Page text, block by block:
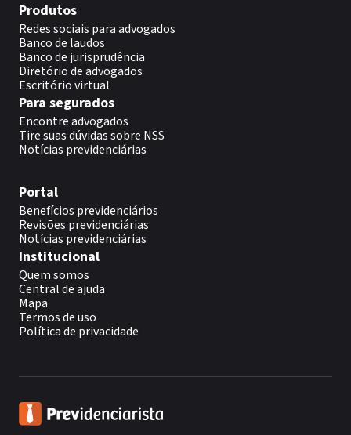
Produtos
Redes sociais para advogados
Banco de laudos
Banco de jurisprudência
Diretório de advogados
Escritório virtual
Para segurados
Encontre advogados
Tire suas dúvidas sobre NSS
Notícias previdenciárias
Portal
Benefícios previdenciários
Revisões previdenciárias
Notícias previdenciárias
Institucional
Quem somos
Central de ajuda
Mapa
Termos de uso
Política de privacidade